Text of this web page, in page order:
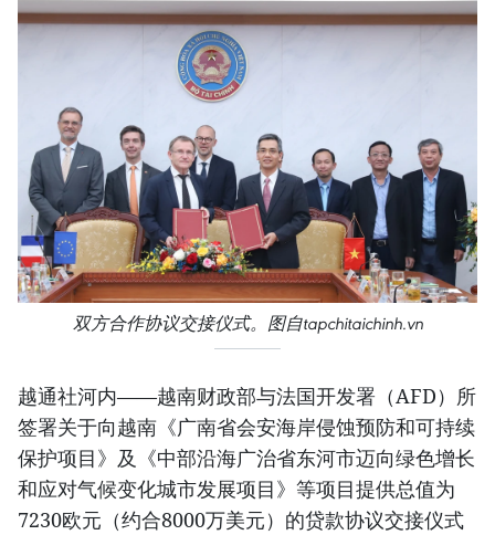
双方合作协议交接仪式。图自tapchitaichinh.vn
越通社河内——越南财政部与法国开发署（AFD）所
签署关于向越南《广南省会安海岸侵蚀预防和可持续
保护项目》及《中部沿海广治省东河市迈向绿色增长
和应对气候变化城市发展项目》等项目提供总值为
7230欧元（约合8000万美元）的贷款协议交接仪式